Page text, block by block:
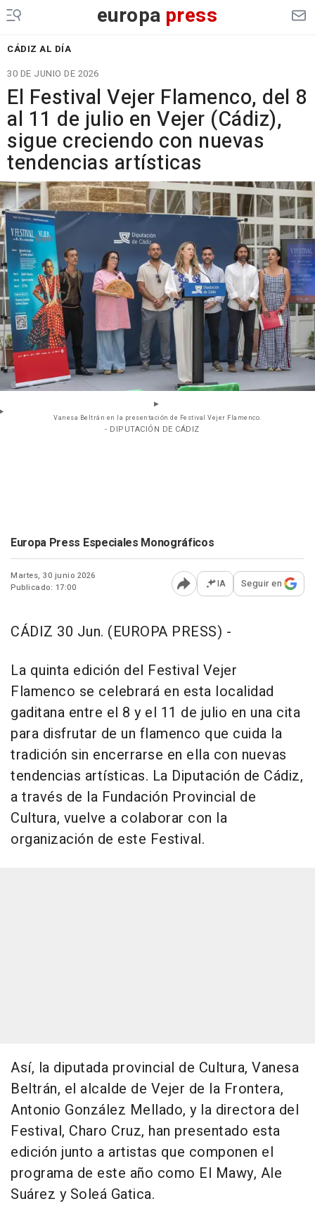
europa press
CÁDIZ AL DÍA
30 DE JUNIO DE 2026
El Festival Vejer Flamenco, del 8
al 11 de julio en Vejer (Cádiz),
sigue creciendo con nuevas
tendencias artísticas
Vanesa Beltrán en la presentación de Festival Vejer Flamenco.
- DIPUTACIÓN DE CÁDIZ
Europa Press Especiales Monográficos
Martes, 30 junio 2026
Publicado: 17:00
Abrir opciones para
IA Seguir en
CÁDIZ 30 Jun. (EUROPA PRESS) -
La quinta edición del Festival Vejer
Flamenco se celebrará en esta localidad
gaditana entre el 8 y el 11 de julio en una cita
para disfrutar de un flamenco que cuida la
tradición sin encerrarse en ella con nuevas
tendencias artísticas. La Diputación de Cádiz,
a través de la Fundación Provincial de
Cultura, vuelve a colaborar con la
organización de este Festival.
Así, la diputada provincial de Cultura, Vanesa
Beltrán, el alcalde de Vejer de la Frontera,
Antonio González Mellado, y la directora del
Festival, Charo Cruz, han presentado esta
edición junto a artistas que componen el
programa de este año como El Mawy, Ale
Suárez y Soleá Gatica.